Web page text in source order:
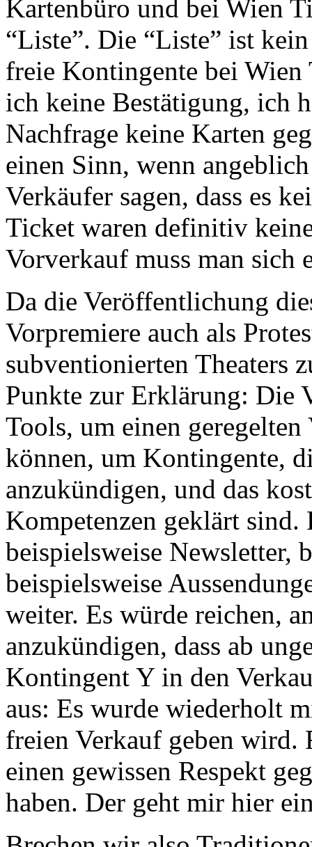
Kartenbüro und bei Wien
“Liste”. Die “Liste” ist
freie Kontingente bei
ich keine Bestätigung, ich
Nachfrage keine Karten
einen Sinn, wenn
Verkäufer sagen, dass es
Ticket waren definitiv
Vorverkauf muss man sich
Da die Veröffentlichung
Vorpremiere auch als
subventionierten Theaters
Punkte zur Erklärung: Die
Tools, um einen
können, um Kontingente,
anzukündigen, und das
Kompetenzen geklärt sind.
beispielsweise Newsletter,
beispielsweise
weiter. Es würde reichen,
anzukündigen, dass ab
Kontingent Y in den
aus: Es wurde wiederholt
freien Verkauf geben wird.
einen gewissen Respekt
haben. Der geht mir hier